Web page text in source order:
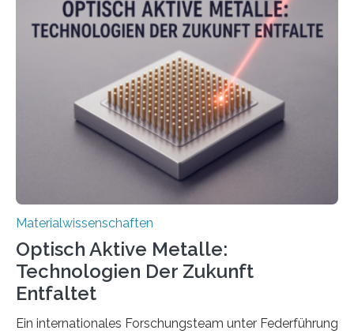
Materialwissenschaften
Optisch Aktive Metalle:
Technologien Der Zukunft
Entfaltet
Ein internationales Forschungsteam unter Federführung